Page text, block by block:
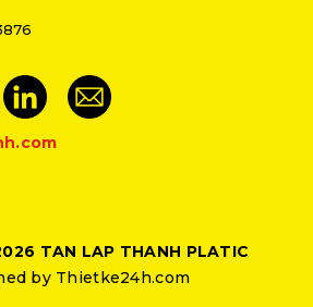
TAN LAP THANH PLATIC
by Thietke24h.com